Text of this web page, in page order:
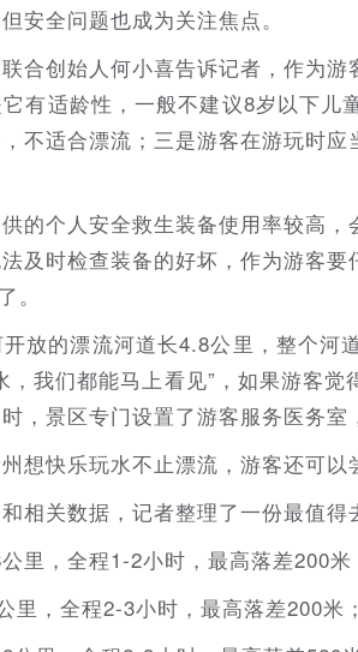
安全问题也成为关注焦点。
合创始人何小喜告诉记者，作为
有适龄性，一般不建议8岁以下
不适合漂流；三是游客在游玩时
的个人安全救生装备使用率较高
及时检查装备的好坏，作为游客
。
放的漂流河道长4.8公里，整个河
，我们都能马上看见”，如果游客
，景区专门设置了游客服务医务室
想快乐玩水不止漂流，游客还可以
相关数据，记者整理了一份最值得
里，全程1-2小时，最高落差200米
里，全程2-3小时，最高落差200米；